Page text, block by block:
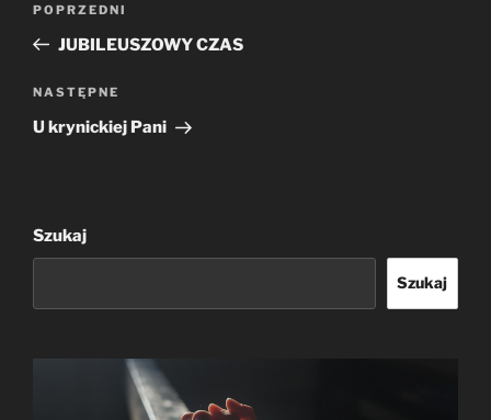
wpisu
Poprzedni
wpis
POPRZEDNI
JUBILEUSZOWY CZAS
Następny
wpis
NASTĘPNE
U krynickiej Pani
Szukaj
Szukaj